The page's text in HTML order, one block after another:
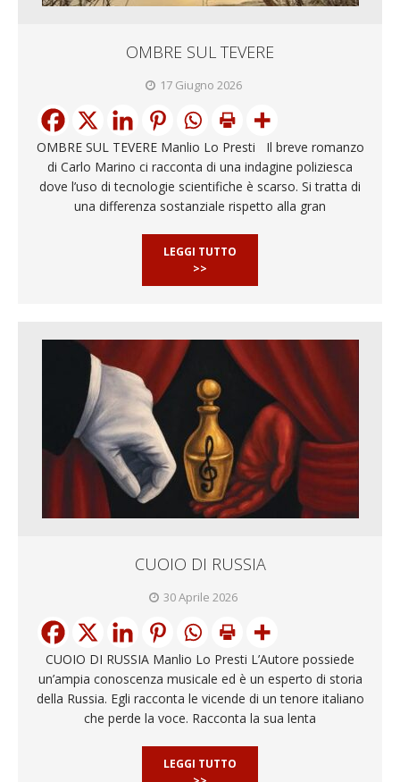
OMBRE SUL TEVERE
17 Giugno 2026
OMBRE SUL TEVERE Manlio Lo Presti Il breve romanzo
di Carlo Marino ci racconta di una indagine poliziesca
dove l’uso di tecnologie scientifiche è scarso. Si tratta di
una differenza sostanziale rispetto alla gran
LEGGI TUTTO
>>
CUOIO DI RUSSIA
30 Aprile 2026
CUOIO DI RUSSIA Manlio Lo Presti L’Autore possiede
un’ampia conoscenza musicale ed è un esperto di storia
della Russia. Egli racconta le vicende di un tenore italiano
che perde la voce. Racconta la sua lenta
LEGGI TUTTO